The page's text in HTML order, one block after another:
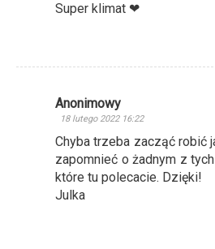
Super klimat ❤
Anonimowy
18 lutego 2022 16:22
Chyba trzeba zacząć robić
zapomnieć o żadnym z
które tu polecacie. Dzięki!
Julka